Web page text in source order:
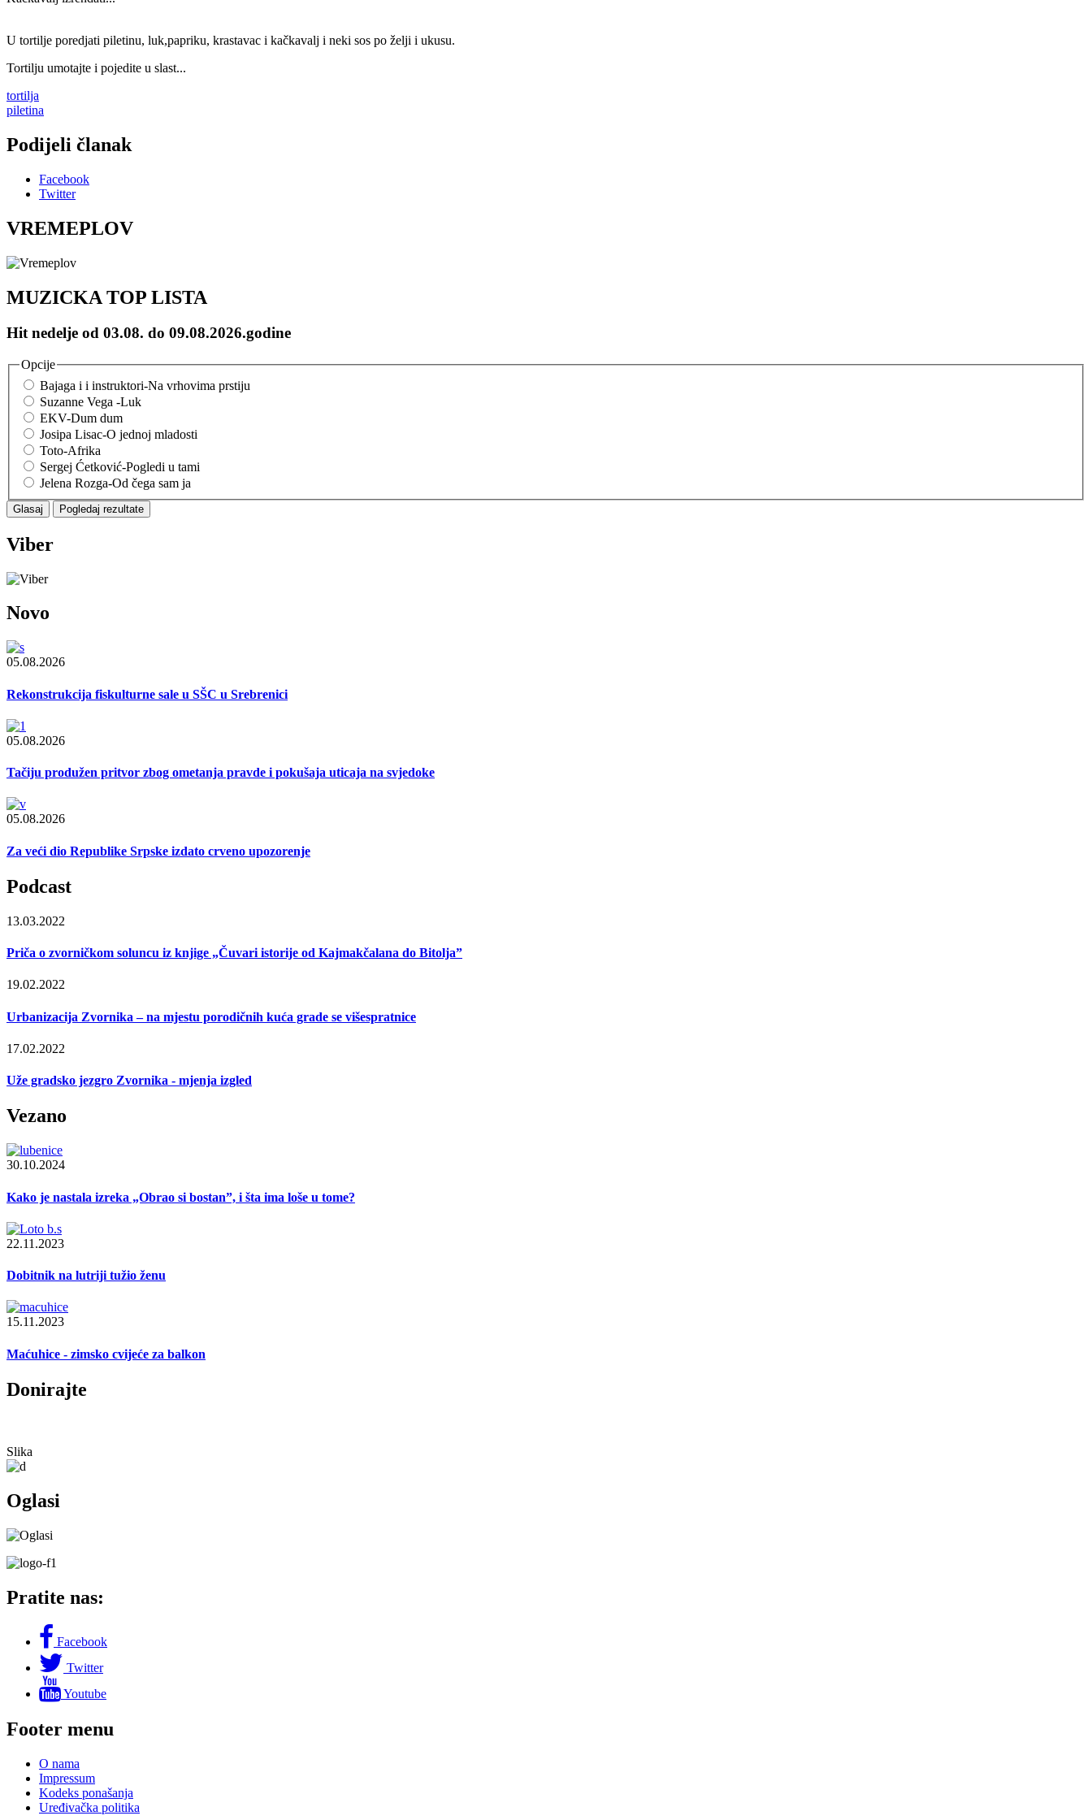
U tortilje poredjati piletinu, luk,papriku, krastavac i kačkavalj i neki sos po želji i ukusu.
Tortilju umotajte i pojedite u slast...
tortilja
piletina
Podijeli članak
Facebook
Twitter
VREMEPLOV
MUZICKA TOP LISTA
Hit nedelje od 03.08. do 09.08.2026.godine
Opcije
Bajaga i i instruktori-Na vrhovima prstiju
Suzanne Vega -Luk
EKV-Dum dum
Josipa Lisac-O jednoj mladosti
Toto-Afrika
Sergej Ćetković-Pogledi u tami
Jelena Rozga-Od čega sam ja
Viber
Novo
05.08.2026
Rekonstrukcija fiskulturne sale u SŠC u Srebrenici
05.08.2026
Tačiju produžen pritvor zbog ometanja pravde i pokušaja uticaja na svjedoke
05.08.2026
Za veći dio Republike Srpske izdato crveno upozorenje
Podcast
13.03.2022
Priča o zvorničkom soluncu iz knjige „Čuvari istorije od Kajmakčalana do Bitolja”
19.02.2022
Urbanizacija Zvornika – na mjestu porodičnih kuća grade se višespratnice
17.02.2022
Uže gradsko jezgro Zvornika - mjenja izgled
Vezano
30.10.2024
Kako je nastala izreka „Obrao si bostan”, i šta ima loše u tome?
22.11.2023
Dobitnik na lutriji tužio ženu
15.11.2023
Maćuhice - zimsko cvijeće za balkon
Donirajte
Slika
Oglasi
Pratite nas:
Facebook
Twitter
Youtube
Footer menu
O nama
Impressum
Kodeks ponašanja
Uređivačka politika